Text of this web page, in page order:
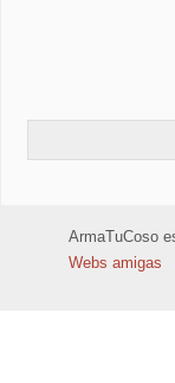
ArmaTuCoso
Webs amigas